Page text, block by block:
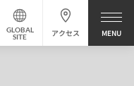
アクセス
GLOBAL
SITE